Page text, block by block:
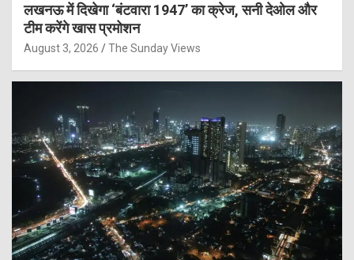
लखनऊ में दिखेगा ‘बंटवारा 1947’ का क्रेज, सनी देओल और
टीम करेंगे खास प्रमोशन
August 3, 2026 The Sunday Views